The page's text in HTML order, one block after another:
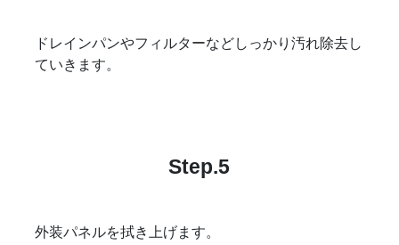
ドレインパンやフィルターなどしっかり汚れ除去し
ていきます。
Step.5
外装パネルを拭き上げます。